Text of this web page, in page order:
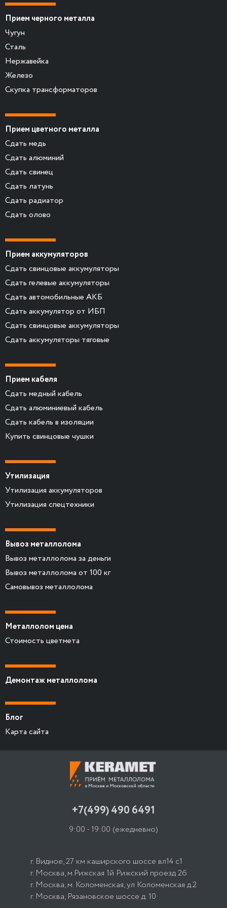
Прием черного металла
Чугун
Сталь
Нержавейка
Железо
Скупка трансформаторов
Прием цветного металла
Сдать медь
Сдать алюминий
Сдать свинец
Сдать латунь
Сдать радиатор
Сдать олово
Прием аккумуляторов
Сдать свинцовые аккумуляторы
Сдать гелевые аккумуляторы
Сдать автомобильные АКБ
Сдать аккумулятор от ИБП
Сдать свинцовые аккумуляторы
Сдать аккумуляторы тяговые
Прием кабеля
Сдать медный кабель
Сдать алюминиевый кабель
Сдать кабель в изоляции
Купить свинцовые чушки
Утилизация
Утилизация аккумуляторов
Утилизация спецтехники
Вывоз металлолома
Вывоз металлолома за деньги
Вывоз металлолома от 100 кг
Самовывоз металлолома
Металлолом цена
Стоимость цветмета
Демонтаж металлолома
Блог
Карта сайта
+7(499) 490 6491
9:00 - 19:00 (ежедневно)
г. Видное, 27 км каширского шоссе вл14 с1
г. Москва, м.Рижская 1й Рижский проезд 2б
г. Москва, м. Коломенская, ул Коломенская д.2
г. Москва, Рязановское шоссе д. 10